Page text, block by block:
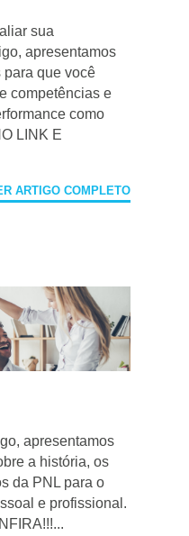
sua
apresentamos
que você
competências e
como
LINK E
ARTIGO COMPLETO
apresentamos
a história, os
da PNL para o
e profissional.